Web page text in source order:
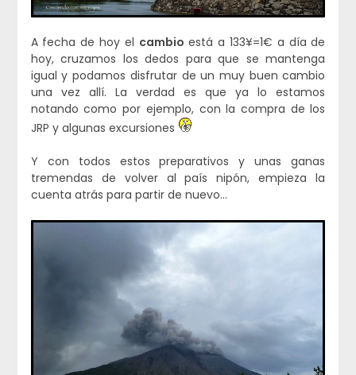
A fecha de hoy el cambio está a 133¥=1€ a día de
hoy, cruzamos los dedos para que se mantenga
igual y podamos disfrutar de un muy buen cambio
una vez allí. La verdad es que ya lo estamos
notando como por ejemplo, con la compra de los
JRP y algunas excursiones
Y con todos estos preparativos y unas ganas
tremendas de volver al país nipón, empieza la
cuenta atrás para partir de nuevo…